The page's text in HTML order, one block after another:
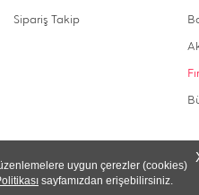
Sipariş Takip
uygun çerezler (cookies)
sayfamızdan erişebilirsiniz.